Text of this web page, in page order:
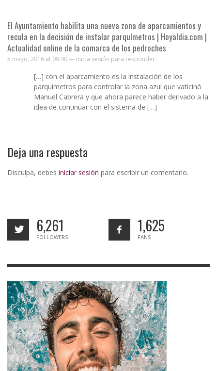
El Ayuntamiento habilita una nueva zona de aparcamientos y
recula en la decisión de instalar parquímetros | Hoyaldia.com |
Actualidad online de la comarca de los pedroches
5 mayo, 2016 at 09:40 — Inicia sesión para responder
[…] con el aparcamiento es la instalación de los
parquímetros para controlar la zona azul que vaticinó
Manuel Cabrera y que ahora parece haber derivado a la
idea de continuar con el sistema de […]
Deja una respuesta
Disculpa, debes iniciar sesión para escribir un comentario.
6,261
FOLLOWERS
1,625
FANS